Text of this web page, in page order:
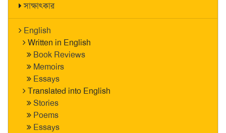
সাক্ষাৎকার
English
Written in English
Book Reviews
Memoirs
Essays
Translated into English
Stories
Poems
Essays